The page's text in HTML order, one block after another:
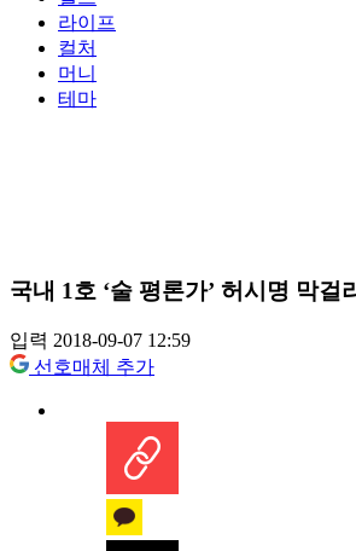
라이프
컬처
머니
테마
국내 1호 ‘술 평론가’ 허시명 막걸
입력 2018-09-07 12:59
선호매체 추가